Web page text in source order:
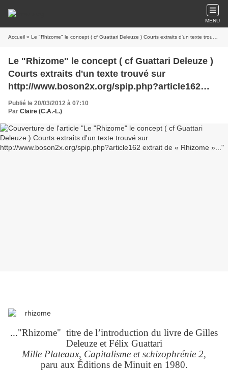
MENU
Accueil » Le "Rhizome" le concept ( cf Guattari Deleuze ) Courts extraits d'un texte trouvé sur http://www.boson2x.org/spip.php?article162 extrait de « Rhizome »...
Le "Rhizome" le concept ( cf Guattari Deleuze )
Courts extraits d'un texte trouvé sur
http://www.boson2x.org/spip.php?article162
extrait de « Rhizome »...
Publié le 20/03/2012 à 07:10
Par Claire (C.A.-L.)
..."Rhizome" titre de l’introduction du livre de Gilles
Deleuze et Félix Guattari
Mille Plateaux, Capitalisme et schizophrénie 2,
paru aux Éditions de Minuit en 1980.